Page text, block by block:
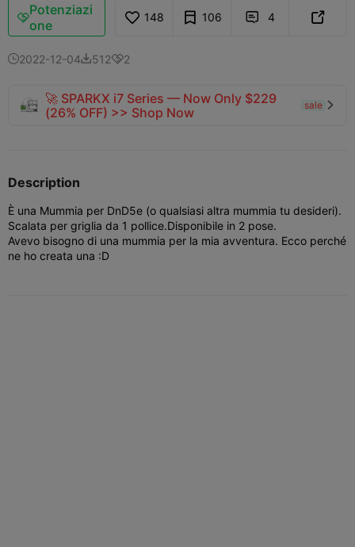
Potenziazi
one
148 106  4 
2022-12-045122
🚀 SPARKX i7 Series — Now Only $229
(26% OFF) >> Shop Now
sale 
Description
È una Mummia per DnD5e (o qualsiasi altra mummia tu desideri).
Scalata per griglia da 1 pollice.Disponibile in 2 pose.
Avevo bisogno di una mummia per la mia avventura. Ecco perché
ne ho creata una :D